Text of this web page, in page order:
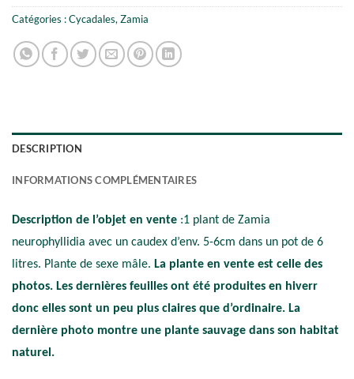
Catégories :Cycadales, Zamia
DESCRIPTION
INFORMATIONS COMPLÉMENTAIRES
Description de l’objet en vente :1 plant de Zamia
neurophyllidia avec un caudex d’env. 5-6cm dans un pot de 6
litres. Plante de sexe mâle. La plante en vente est celle des
photos. Les dernières feuilles ont été produites en hiverr
donc elles sont un peu plus claires que d’ordinaire. La
dernière photo montre une plante sauvage dans son habitat
naturel.